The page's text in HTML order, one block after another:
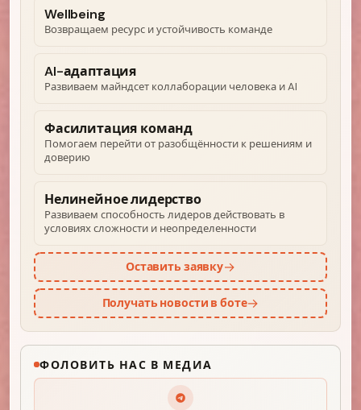
ФОЛОВИТЬ НАС В МЕДИА
Wellbeing
Возвращаем ресурс и устойчивость команде
AI-адаптация
Развиваем майндсет коллаборации человека и AI
Фасилитация команд
Помогаем перейти от разобщённости к решениям и
доверию
Нелинейное лидерство
Развиваем способность лидеров действовать в
условиях сложности и неопределенности
Оставить заявку→
Получать новости в боте→